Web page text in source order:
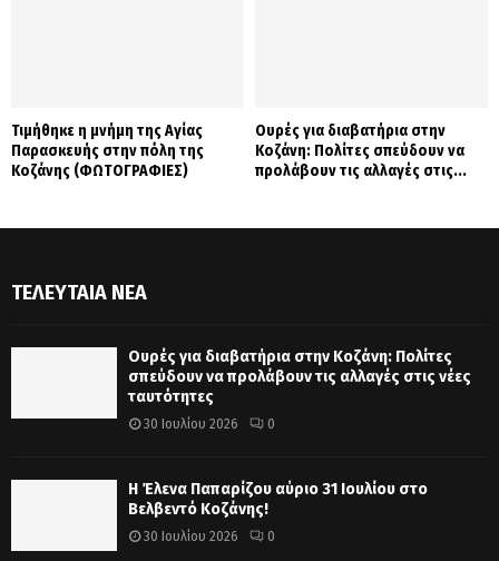
Τιμήθηκε η μνήμη της Αγίας
Παρασκευής στην πόλη της
Κοζάνης (ΦΩΤΟΓΡΑΦΙΕΣ)
Ουρές για διαβατήρια στην
Κοζάνη: Πολίτες σπεύδουν να
προλάβουν τις αλλαγές στις...
ΤΕΛΕΥΤΑΊΑ ΝΈΑ
Ουρές για διαβατήρια στην Κοζάνη: Πολίτες
σπεύδουν να προλάβουν τις αλλαγές στις νέες
ταυτότητες
30 Ιουλίου 2026 0
Η Έλενα Παπαρίζου αύριο 31 Ιουλίου στο
Βελβεντό Κοζάνης!
30 Ιουλίου 2026 0